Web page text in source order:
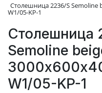
Столешница 2236/S Semoline
W1/05-KP-1
Столешница
Semoline
W1/05-KP-1